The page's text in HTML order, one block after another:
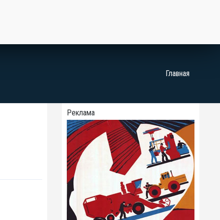
Главная
Реклама